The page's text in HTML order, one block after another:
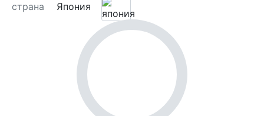
страна
Япония